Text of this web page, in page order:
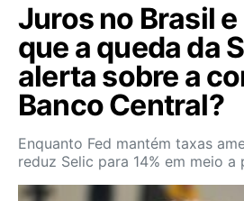
Juros no Brasil e
que a queda da
alerta sobre a
Banco Central?
Enquanto Fed mantém taxas
reduz Selic para 14% em meio a